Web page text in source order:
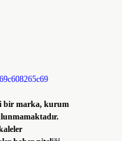
bir marka, kurum